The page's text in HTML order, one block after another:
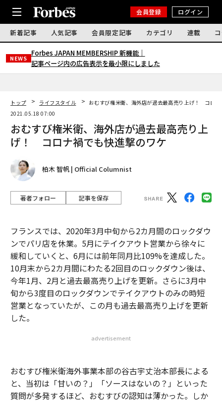
会員登録 ログイン
新着記事 人気記事 会員限定記事 カテゴリ 連載
NEWS
Forbes JAPAN MEMBERSHIP 新機能｜
記事ページ内の広告表示を最小限にしました
トップ ライフスタイル
おむすび権米衛、海外店が過去最高売り上げ！ コロナ
2021.05.18 07:00
おむすび権米衛、海外店が過去最高売り上
げ！ コロナ禍でも快進撃のワケ
柏木 智帆 | Official Columnist
著者フォロー 記事を保存
フランスでは、2020年3月中旬から2カ月間のロックダウ
ンでパリ店を休業。5月にテイクアウト営業から徐々に
緩和していくと、6月には前年同月比109%を達成した。
10月末から2カ月間にわたる2回目のロックダウン後は、
今年1月、2月と過去最高売り上げを更新。さらに3月中
旬から3度目のロックダウンでテイクアウトのみの時短
営業となっていたが、この月も過去最高売り上げを更新
した。
advertisement
おむすび権米衛海外事業本部の谷古宇丈治本部長による
と、当初は「甘いの？」「ソースはないの？」といった
質問が多発するほど、おむすびの認知は薄かった。しか